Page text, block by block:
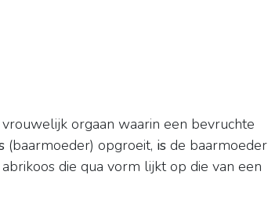
orgaan waarin een bevruchte
(baarmoeder) opgroeit, is de baarmoeder
die qua vorm lijkt op die van een